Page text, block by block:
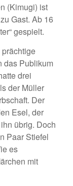
(Kimugi) ist
Gast. Ab 16
gespielt.
das Publikum
drei
der Müller
Der
Esel, der
übrig. Doch
Paar Stiefel
es
mit